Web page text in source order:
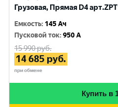
Грузовая, Прямая D4
Емкость: 145 Ач
Пусковой ток:950 A
15 990руб.
14 685 руб.
при обмене
Купить в